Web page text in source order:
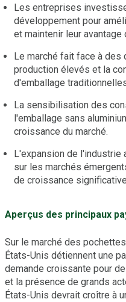
Les entreprises
développement pour
et maintenir leur avantage
Le marché fait face à
production élevés et la
d'emballage
La sensibilisation des
l'emballage sans
croissance du marché.
L'expansion de
sur les marchés
de croissance
Aperçus des principaux
Sur le marché des
États-Unis détiennent une
demande croissante pour
et la présence de grands
États-Unis devrait croître à